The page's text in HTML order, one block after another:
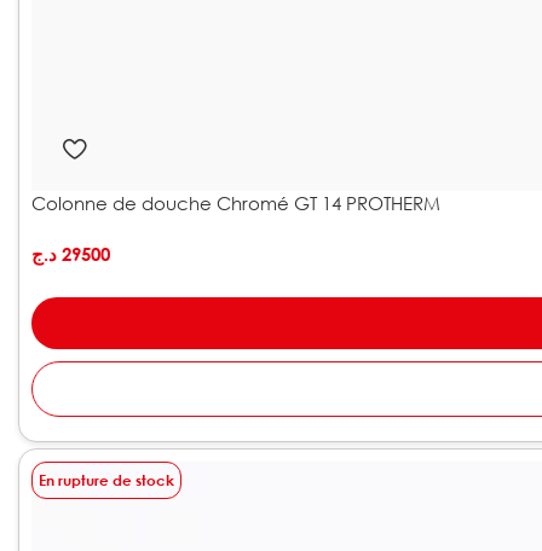
Colonne de douche Chromé GT 14 PROTHERM
29500 د.ج
En rupture de stock